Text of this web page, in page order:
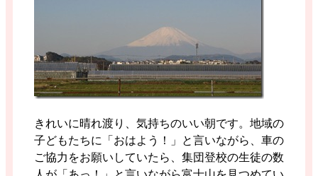
きれいに晴れ渡り、気持ちのいい朝です。地域の
子どもたちに「おはよう！」と言いながら、車の
ご協力をお願いしていたら、集団登校の生徒の数